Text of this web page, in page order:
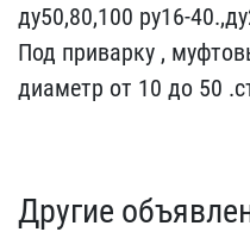
ду50,80,100​ ру16-
Под приварку ,
д​иаметр от 10 до 50
Другие